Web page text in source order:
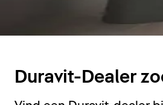
Duravit-Dealer